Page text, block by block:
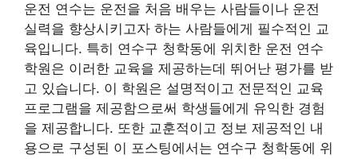
운전 연수는 운전을 처음 배우는 사람들이나 운전
실력을 향상시키고자 하는 사람들에게 필수적인 교
육입니다. 특히 연수구 청학동에 위치한 운전 연수
학원은 이러한 교육을 제공하는데 뛰어난 평가를 받
고 있습니다. 이 학원은 설명적이고 전문적인 교육
프로그램을 제공함으로써 학생들에게 유익한 경험
을 제공합니다. 또한 교훈적이고 정보 제공적인 내
용으로 구성된 이 포스팅에서는 연수구 청학동에 위